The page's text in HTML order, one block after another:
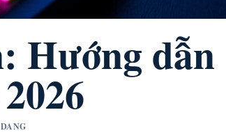
Hướng dẫn